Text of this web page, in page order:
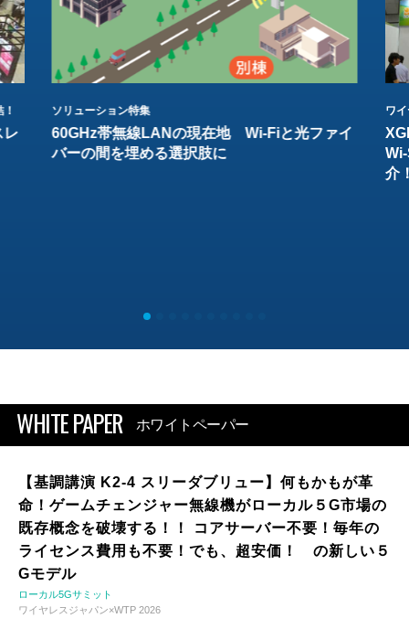
レ
ソリューション特集
60GHz帯無線LANの現在地 Wi-Fiと光ファイ
バーの間を埋める選択肢に
ワ
介
WHITE PAPER ホワイトペーパー
【基調講演 K2-4 スリーダブリュー】何もかもが革
命！ゲームチェンジャー無線機がローカル５G市場の
既存概念を破壊する！！ コアサーバー不要！毎年の
ライセンス費用も不要！でも、超安価！ の新しい５
Gモデル
ローカル5Gサミット
ワイヤレスジャパン×WTP 2026